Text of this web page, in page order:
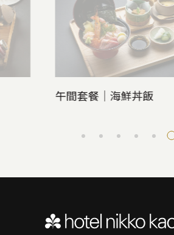
午間套餐｜海鮮丼飯